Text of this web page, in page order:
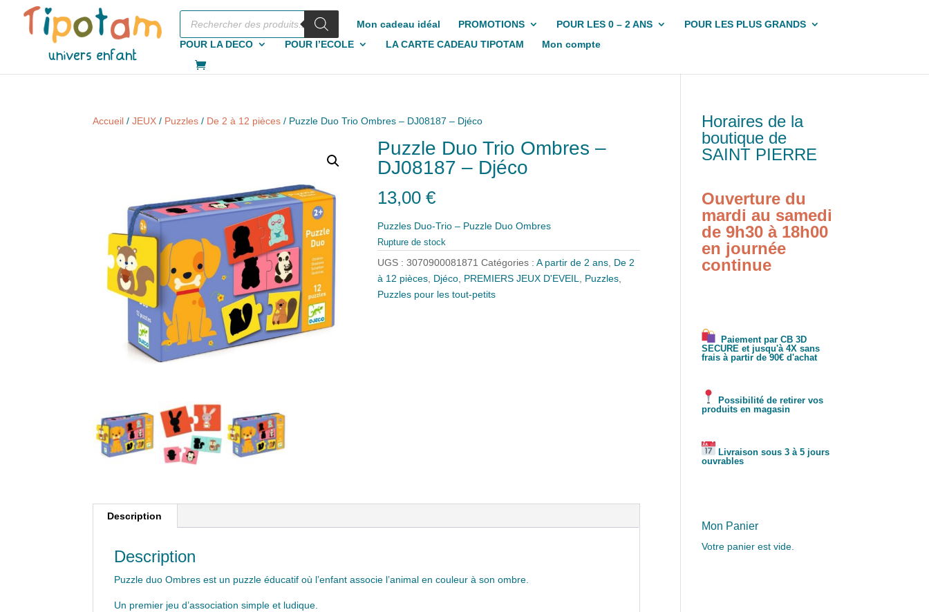
Recherche
produits
Mon cadeau idéal PROMOTIONS POUR LES 0 – 2 ANS
POUR LES PLUS GRANDS
POUR LA DECO
POUR l’ECOLE LA CARTE CADEAU TIPOTAM Mon compte
Accueil /JEUX / Puzzles / De 2 à 12 pièces / Puzzle Duo Trio Ombres – DJ08187 – Djéco
Puzzle Duo Trio Ombres –
DJ08187 – Djéco
13,00€
Puzzles Duo-Trio – Puzzle Duo Ombres
Rupture de stock
UGS :3070900081871 Catégories :A partir de 2 ans, De 2
à 12 pièces, Djéco, PREMIERS JEUX D'EVEIL, Puzzles,
Puzzles pour les tout-petits
Description
Description
Puzzle duo Ombres est un puzzle éducatif où l’enfant associe l’animal en couleur à son ombre.
Un premier jeu d’association simple et ludique.
Horaires de la
boutique de
SAINT PIERRE
Ouverture du
mardi au samedi
de 9h30 à 18h00
en journée
continue
Paiement par CB 3D
SECURE et jusqu'à 4X sans
frais à partir de 90€ d'achat
Possibilité de retirer vos
produits en magasin
Livraison sous 3 à 5 jours
ouvrables
Mon Panier
Votre panier est vide.